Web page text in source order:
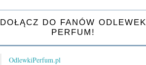
DOŁĄCZ DO FANÓW ODLEWEK
PERFUM!
OdlewkiPerfum.pl